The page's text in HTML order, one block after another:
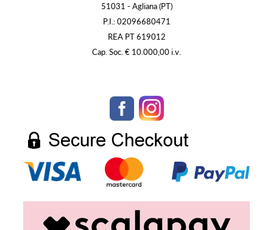
51031 - Agliana (PT)
P.I.: 02096680471
REA PT 619012
Cap. Soc. € 10.000,00 i.v.